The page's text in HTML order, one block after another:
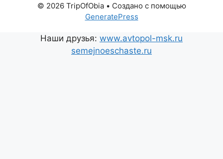
© 2026 TripOfObia• Создано с помощью
GeneratePress
Наши друзья: www.avtopol-msk.ru
semejnoeschaste.ru